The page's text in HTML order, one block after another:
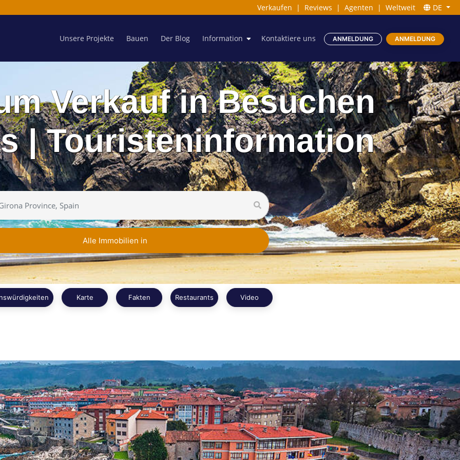
Verkaufen | Reviews | Agenten | Weltweit DE
Unsere Projekte Bauen Der Blog Information Kontaktiere uns ANMELDUNG ANMELDUNG
Verkauf in Besuchen
| Touristeninformation
Alle Immobilien in
Karte Fakten Restaurants Video